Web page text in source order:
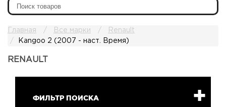
Главная Все марки
Renault
Kangoo 2 (2007 - наст. Время)
RENAULT
ФИЛЬТР ПОИСКА